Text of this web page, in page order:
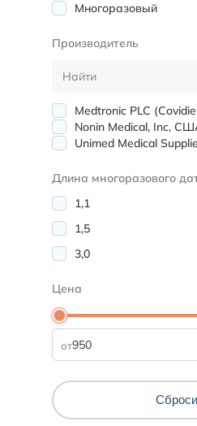
Многоразовый
Производитель
Medtronic PLC
Nonin Medical, Inc,
Unimed Medical
Длина многоразового
1,1
1,5
3,0
Цена
от